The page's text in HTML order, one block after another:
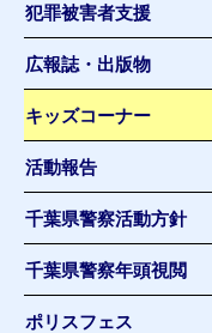
犯罪被害者支援
広報誌・出版物
キッズコーナー
活動報告
千葉県警察活動方針
千葉県警察年頭視閲
ポリスフェス